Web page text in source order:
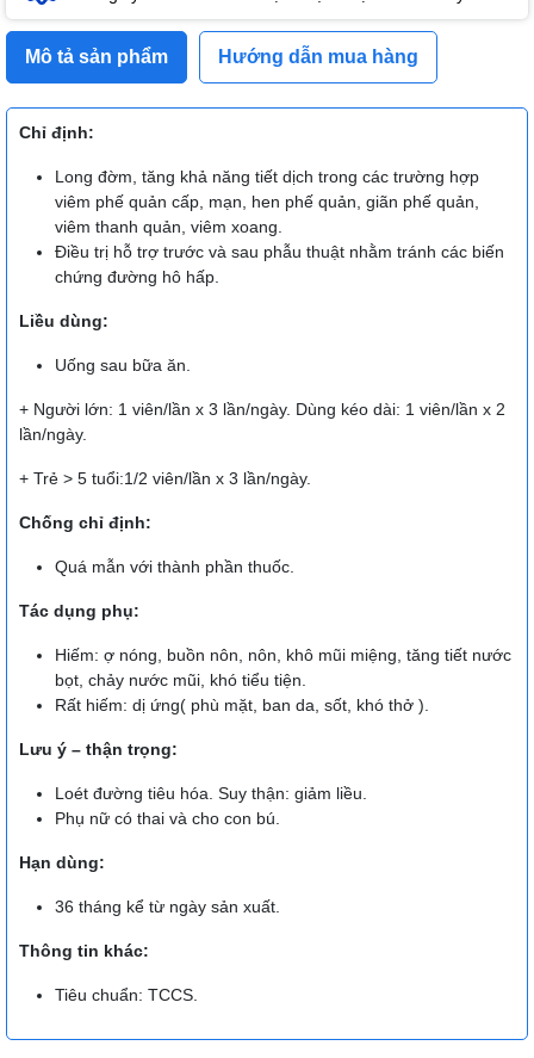
Mô tả sản phẩm Hướng dẫn mua hàng
Chỉ định:
Long đờm, tăng khả năng tiết dịch trong các trường hợp
viêm phế quản cấp, mạn, hen phế quản, giãn phế quản,
viêm thanh quản, viêm xoang.
Điều trị hỗ trợ trước và sau phẫu thuật nhằm tránh các biến
chứng đường hô hấp.
Liều dùng:
Uống sau bữa ăn.
+ Người lớn: 1 viên/lần x 3 lần/ngày. Dùng kéo dài: 1 viên/lần x 2
lần/ngày.
+ Trẻ > 5 tuổi:1/2 viên/lần x 3 lần/ngày.
Chống chỉ định:
Quá mẫn với thành phần thuốc.
Tác dụng phụ:
Hiếm: ợ nóng, buồn nôn, nôn, khô mũi miệng, tăng tiết nước
bọt, chảy nước mũi, khó tiểu tiện.
Rất hiếm: dị ứng( phù mặt, ban da, sốt, khó thở ).
Lưu ý – thận trọng:
Loét đường tiêu hóa. Suy thận: giảm liều.
Phụ nữ có thai và cho con bú.
Hạn dùng:
36 tháng kể từ ngày sản xuất.
Thông tin khác:
Tiêu chuẩn: TCCS.